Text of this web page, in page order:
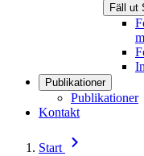
Fäll ut
Publikationer
Publikationer
Kontakt
Start